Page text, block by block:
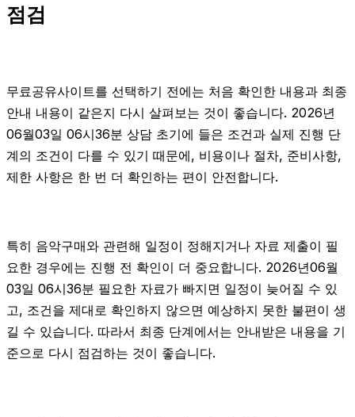
점검
무료공유사이트를 선택하기 전에는 처음 확인한 내용과 최종
안내 내용이 같은지 다시 살펴보는 것이 좋습니다. 2026년
06월03일 06시36분 상담 초기에 들은 조건과 실제 진행 단
계의 조건이 다를 수 있기 때문에, 비용이나 절차, 준비사항,
제한 사항은 한 번 더 확인하는 편이 안전합니다.
특히 음악구매와 관련해 일정이 정해지거나 자료 제출이 필
요한 경우에는 진행 전 확인이 더 중요합니다. 2026년06월
03일 06시36분 필요한 자료가 빠지면 일정이 늦어질 수 있
고, 조건을 제대로 확인하지 않으면 예상하지 못한 불편이 생
길 수 있습니다. 따라서 최종 단계에서는 안내받은 내용을 기
준으로 다시 점검하는 것이 좋습니다.